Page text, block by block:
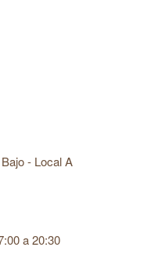
- Local A
a 20:30